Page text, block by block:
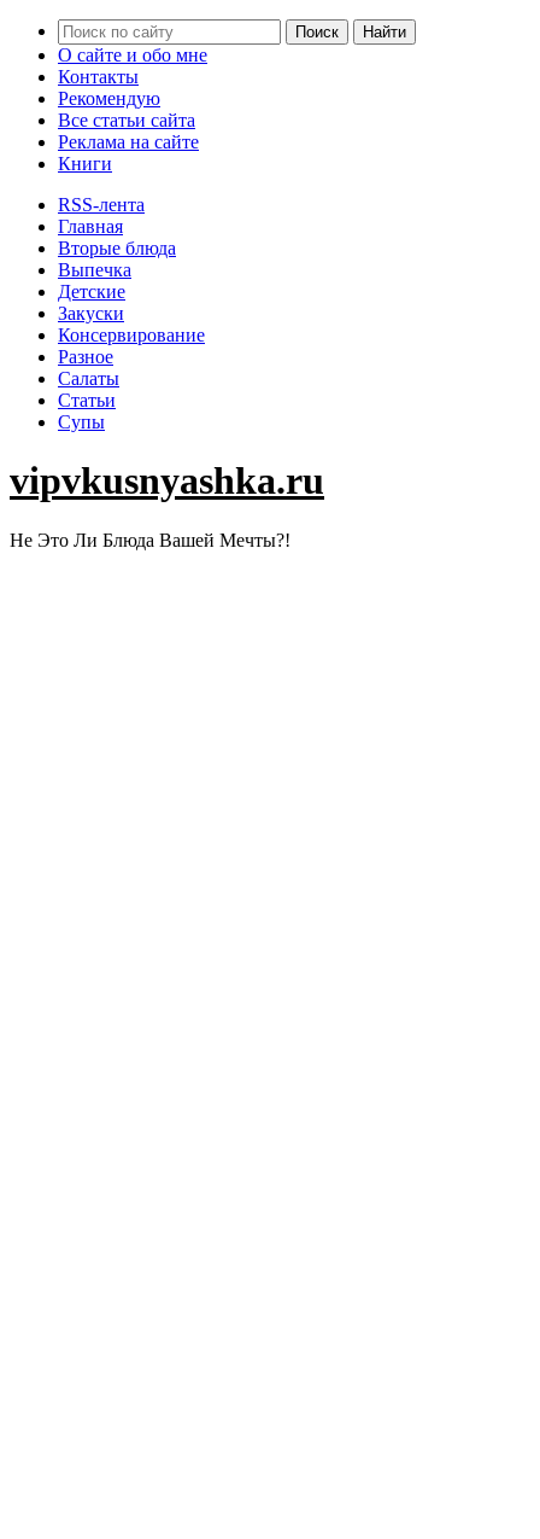
О сайте и обо мне
Контакты
Рекомендую
Все статьи сайта
Реклама на сайте
Книги
RSS-лента
Главная
Вторые блюда
Выпечка
Детские
Закуски
Консервирование
Разное
Салаты
Статьи
Супы
vipvkusnyashka.ru
Не Это Ли Блюда Вашей Мечты?!